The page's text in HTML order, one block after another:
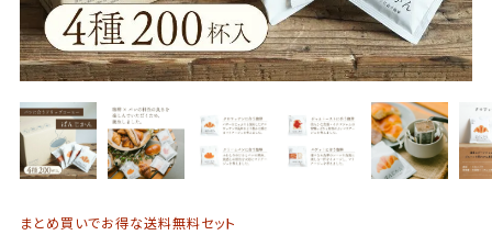
まとめ買いでお得な送料無料セット